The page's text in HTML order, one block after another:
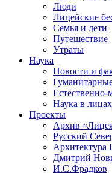
Люди
Лицейские
Семья и дети
Путешествие
Утраты
Наука
Новости и
Естественно-
Наука в лицах
Проекты
Архив
Русский
Архитектура
Дмитрий
И.С.Фрадков